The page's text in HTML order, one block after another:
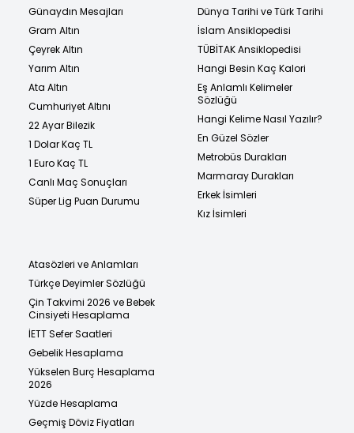
Günaydın Mesajları
Gram Altın
Çeyrek Altın
Yarım Altın
Ata Altın
Cumhuriyet Altını
22 Ayar Bilezik
1 Dolar Kaç TL
1 Euro Kaç TL
Canlı Maç Sonuçları
Süper Lig Puan Durumu
Dünya Tarihi ve Türk Tarihi
İslam Ansiklopedisi
TÜBİTAK Ansiklopedisi
Hangi Besin Kaç Kalori
Eş Anlamlı Kelimeler
Sözlüğü
Hangi Kelime Nasıl Yazılır?
En Güzel Sözler
Metrobüs Durakları
Marmaray Durakları
Erkek İsimleri
Kız İsimleri
Atasözleri ve Anlamları
Türkçe Deyimler Sözlüğü
Çin Takvimi 2026 ve Bebek
Cinsiyeti Hesaplama
İETT Sefer Saatleri
Gebelik Hesaplama
Yükselen Burç Hesaplama
2026
Yüzde Hesaplama
Geçmiş Döviz Fiyatları